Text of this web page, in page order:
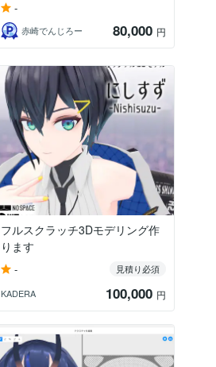
-
赤崎でんじろー 80,000 円
フルスクラッチ3Dモデリング作
ります
-
見積り必須
KADERA
100,000 円